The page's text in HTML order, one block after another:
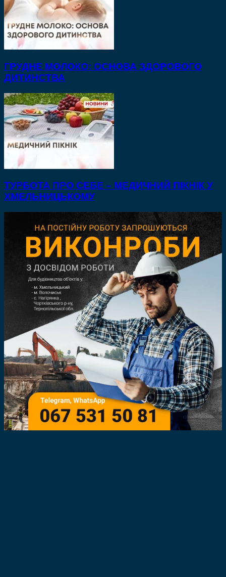
ГРУДНЕ МОЛОКО: ОСНОВА ЗДОРОВОГО
ДИТИНСТВА
ТУРБОТА ПРО СЕБЕ – МЕДИЧНИЙ ПІКНІК У
ХМЕЛЬНИЦЬКОМУ